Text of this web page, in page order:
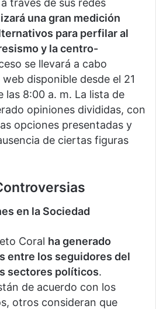
través de sus redes
una gran medición
para perfilar al
y la centro-
se llevará a cabo
disponible desde el 21
las 8:00 a. m. La lista de
opiniones divididas, con
opciones presentadas y
de ciertas figuras
en la Sociedad
Coral ha generado
entre los seguidores del
sectores políticos.
de acuerdo con los
otros consideran que